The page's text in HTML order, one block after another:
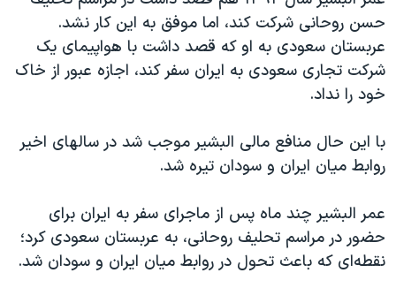
حسن روحانی شرکت کند، اما موفق به این کار نشد.
عربستان سعودی به او که قصد داشت با هواپیمای یک
شرکت تجاری سعودی به ایران سفر کند، اجازه عبور از خاک
خود را نداد.
با این حال منافع مالی البشیر موجب شد در سالهای اخیر
روابط میان ایران و سودان تیره شد.
عمر البشیر چند ماه پس از ماجرای سفر به ایران برای
حضور در مراسم تحلیف روحانی، به عربستان سعودی کرد؛
نقطه‌ای که باعث تحول در روابط میان ایران و سودان شد.